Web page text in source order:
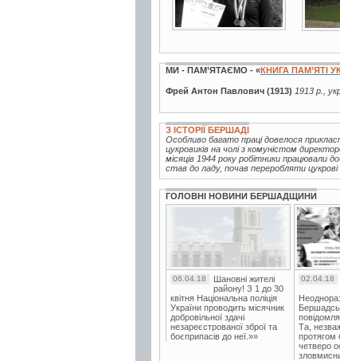
МИ - ПАМ’ЯТАЄМО - «КНИГА ПАМ’ЯТІ
Фрей Антон Павлович (1913) 1913 р.,
З ІСТОРІЇ БЕРШАДІ
Особливо багато праці довелося
цукровиків на чолі з комуністом
місяців 1944 року робітники працювали
став до ладу, почав переробляти цукрові
ГОЛОВНІ НОВИНИ БЕРШАДЩИНИ
06.04.18
Шановні жителі
району! З 1 до 30
квітня Національна поліція
України проводить місячник
добровільної здачі
незареєстрованої зброї та
боєприпасів до неї.»»
02.04.18
Та,
протягом
четверо